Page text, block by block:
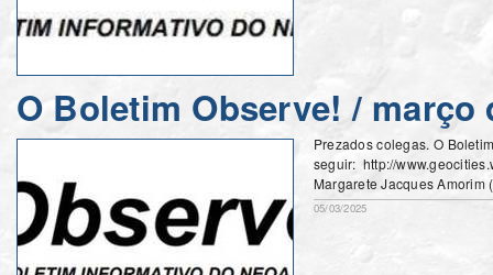
O Boletim Observe! / março
Prezados colegas. O
seguir: http://
Margarete Jacques Amorim
05/03/2025